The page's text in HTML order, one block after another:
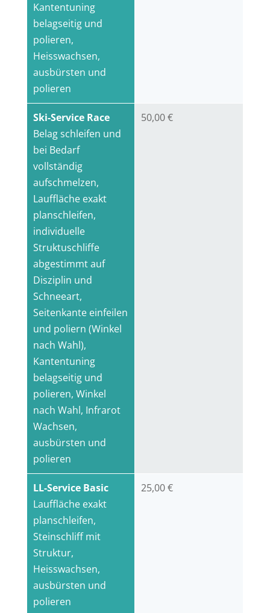
Kantentuning
belagseitig und
polieren,
Heisswachsen,
ausbürsten und
polieren
Ski-Service Race
Belag schleifen und
bei Bedarf
vollständig
aufschmelzen,
Lauffläche exakt
planschleifen,
individuelle
Struktuschliffe
abgestimmt auf
Disziplin und
Schneeart,
Seitenkante einfeilen
und poliern (Winkel
nach Wahl),
Kantentuning
belagseitig und
polieren, Winkel
nach Wahl, Infrarot
Wachsen,
ausbürsten und
polieren
LL-Service Basic
Lauffläche exakt
planschleifen,
Steinschliff mit
Struktur,
Heisswachsen,
ausbürsten und
polieren
50,00 €
25,00 €